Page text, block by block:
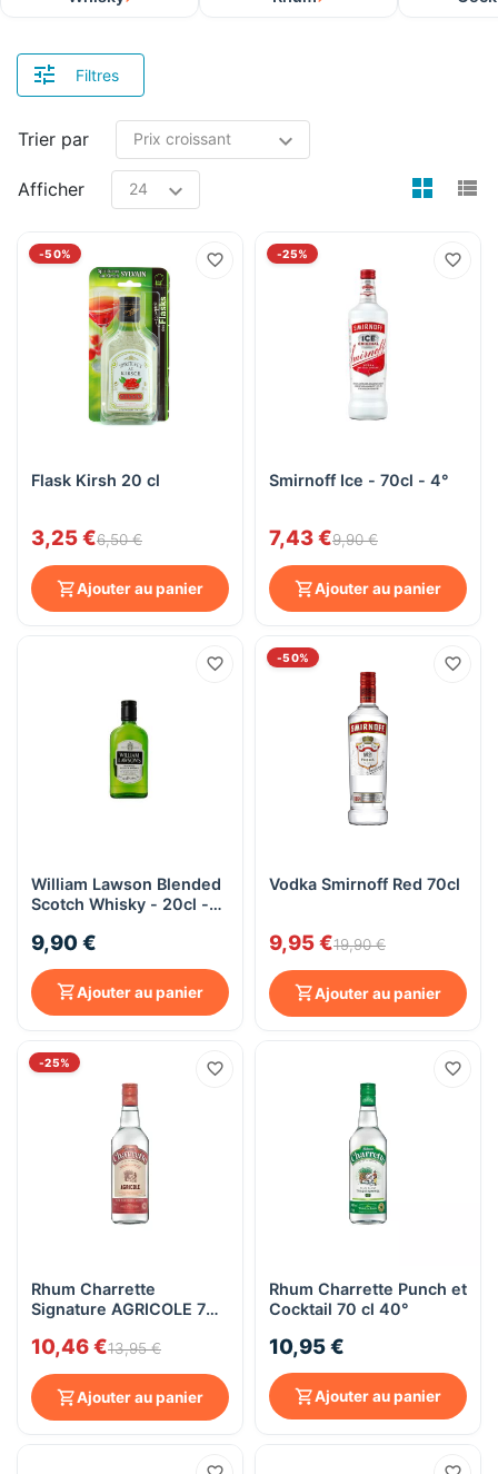
Filtres
Trier par
Afficher
-50%
Flask Kirsh 20 cl
3,25 €6,50 €
Ajouter au panier
-25%
Smirnoff Ice - 70cl - 4°
7,43 €9,90 €
Ajouter au panier
William Lawson Blended
Scotch Whisky - 20cl -
9,90 €
Ajouter au panier
-50%
Vodka Smirnoff Red 70cl
9,95 €19,90 €
Ajouter au panier
-25%
Rhum Charrette
Signature AGRICOLE 70
10,46 €13,95 €
Ajouter au panier
Rhum Charrette Punch et
Cocktail 70 cl 40°
10,95 €
Ajouter au panier